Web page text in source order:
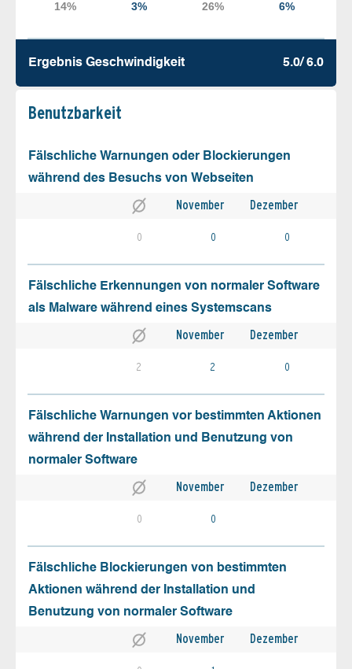
Ergebnis Geschw­indigkeit 5.0/ 6.0
Benutz­barkeit
Fälschliche Warnungen oder Blockierungen
während des Besuchs von Webseiten
November Dezember
0 0 0
Fälschliche Erkennungen von normaler Software
als Malware während eines Systemscans
November Dezember
2 2 0
Fälschliche Warnungen vor bestimmten Aktionen
während der Installation und Benutzung von
normaler Software
November Dezember
0 0
Fälschliche Blockierungen von bestimmten
Aktionen während der Installation und
Benutzung von normaler Software
November Dezember